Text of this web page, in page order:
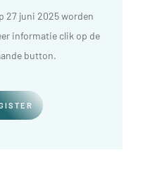
27 juni 2025 worden
informatie clik op de
button.